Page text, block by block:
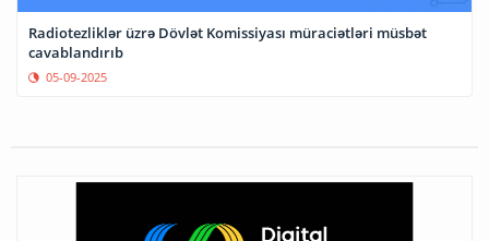
Radiotezliklər üzrə Dövlət Komissiyası müraciətləri müsbət
cavablandırıb
05-09-2025